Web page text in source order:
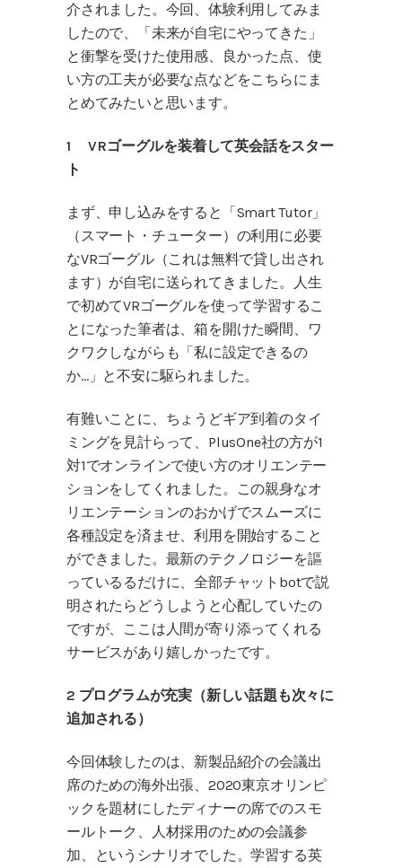
介されました。今回、体験利用してみま
したので、「未来が自宅にやってきた」
と衝撃を受けた使用感、良かった点、使
い方の工夫が必要な点などをこちらにま
とめてみたいと思います。
1 VRゴーグルを装着して英会話をスター
ト
まず、申し込みをすると「Smart Tutor」
（スマート・チューター）の利用に必要
なVRゴーグル（これは無料で貸し出され
ます）が自宅に送られてきました。人生
で初めてVRゴーグルを使って学習するこ
とになった筆者は、箱を開けた瞬間、ワ
クワクしながらも「私に設定できるの
か…」と不安に駆られました。
有難いことに、ちょうどギア到着のタイ
ミングを見計らって、PlusOne社の方が1
対1でオンラインで使い方のオリエンテー
ションをしてくれました。この親身なオ
リエンテーションのおかげでスムーズに
各種設定を済ませ、利用を開始すること
ができました。最新のテクノロジーを謳
っているるだけに、全部チャットbotで説
明されたらどうしようと心配していたの
ですが、ここは人間が寄り添ってくれる
サービスがあり嬉しかったです。
2 プログラムが充実（新しい話題も次々に
追加される）
今回体験したのは、新製品紹介の会議出
席のための海外出張、2020東京オリンピ
ックを題材にしたディナーの席でのスモ
ールトーク、人材採用のための会議参
加、というシナリオでした。学習する英